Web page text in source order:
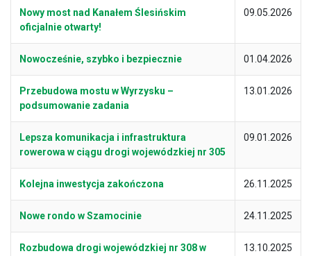
Nowy most nad Kanałem Ślesińskim
oficjalnie otwarty!
09.05.2026
Nowocześnie, szybko i bezpiecznie 01.04.2026
Przebudowa mostu w Wyrzysku –
podsumowanie zadania
13.01.2026
Lepsza komunikacja i infrastruktura
rowerowa w ciągu drogi wojewódzkiej nr 305
09.01.2026
Kolejna inwestycja zakończona 26.11.2025
Nowe rondo w Szamocinie 24.11.2025
Rozbudowa drogi wojewódzkiej nr 308 w
13.10.2025